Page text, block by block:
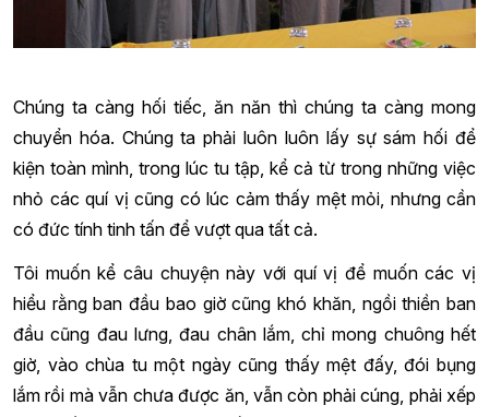
Chúng ta càng hối tiếc, ăn năn thì chúng ta càng mong
chuyển hóa. Chúng ta phải luôn luôn lấy sự sám hối để
kiện toàn mình, trong lúc tu tập, kể cả từ trong những việc
nhỏ các quí vị cũng có lúc cảm thấy mệt mỏi, nhưng cần
có đức tính tinh tấn để vượt qua tất cả.
Tôi muốn kể câu chuyện này với quí vị để muốn các vị
hiểu rằng ban đầu bao giờ cũng khó khăn, ngồi thiền ban
đầu cũng đau lưng, đau chân lắm, chỉ mong chuông hết
giờ, vào chùa tu một ngày cũng thấy mệt đấy, đói bụng
lắm rồi mà vẫn chưa được ăn, vẫn còn phải cúng, phải xếp